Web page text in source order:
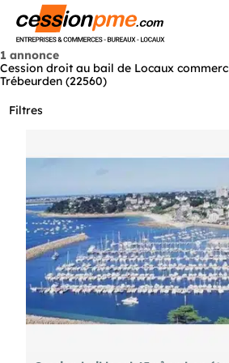
1 annonce
Cession droit au bail de Locaux
Trébeurden (22560)
Filtres